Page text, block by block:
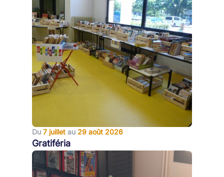
Du 7 juillet au 29 août 2026
Gratiféria